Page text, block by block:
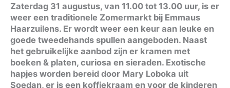
Zaterdag 31 augustus, van 11.00 tot 13.00 uur, is er
weer een traditionele Zomermarkt bij Emmaus
Haarzuilens. Er wordt weer een keur aan leuke en
goede tweedehands spullen aangeboden. Naast
het gebruikelijke aanbod zijn er kramen met
boeken & platen, curiosa en sieraden. Exotische
hapjes worden bereid door Mary Loboka uit
Soedan, er is een koffiekraam en voor de kinderen